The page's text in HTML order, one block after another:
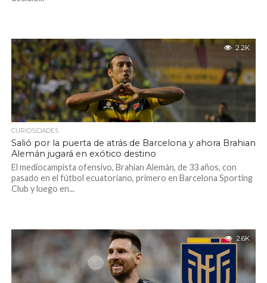
2.2K
CURIOSIDADES
Salió por la puerta de atrás de Barcelona y ahora Brahian
Alemán jugará en exótico destino
El mediocampista ofensivo, Brahian Alemán, de 33 años, con
pasado en el fútbol ecuatoriano, primero en Barcelona Sporting
Club y luego en...
2.6K